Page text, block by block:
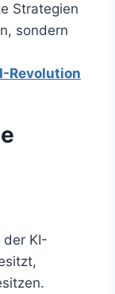
Strategien
sondern
Revolution
der KI-